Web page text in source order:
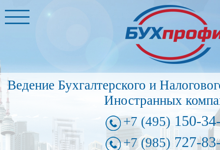
Главная
Иностранные
представительства
➩
Регистрация
Ведение Бухгалтерского и
Иностранных
+7 (495) 150-
+7 (985)727-